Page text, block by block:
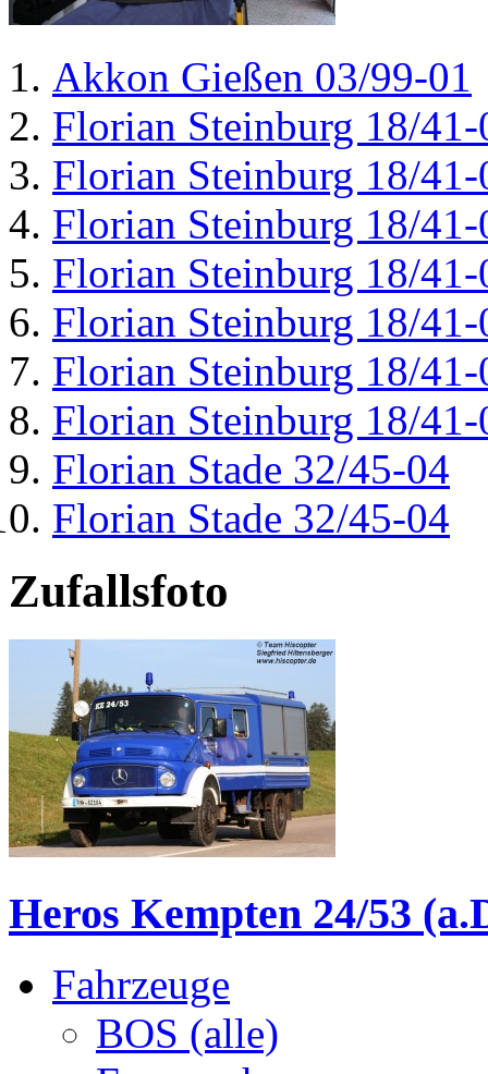
Akkon Gießen 03/99-01
Florian Steinburg 18/41-
Florian Steinburg 18/41-
Florian Steinburg 18/41-
Florian Steinburg 18/41-
Florian Steinburg 18/41-
Florian Steinburg 18/41-
Florian Steinburg 18/41-
Florian Stade 32/45-04
Florian Stade 32/45-04
Zufallsfoto
Heros Kempten 24/53
Fahrzeuge
BOS (alle)